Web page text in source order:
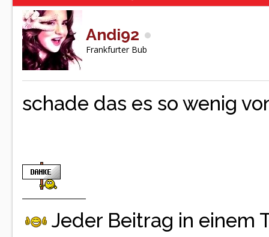
Andi92
Frankfurter Bub
schade das es so wenig
Jeder Beitrag in einem